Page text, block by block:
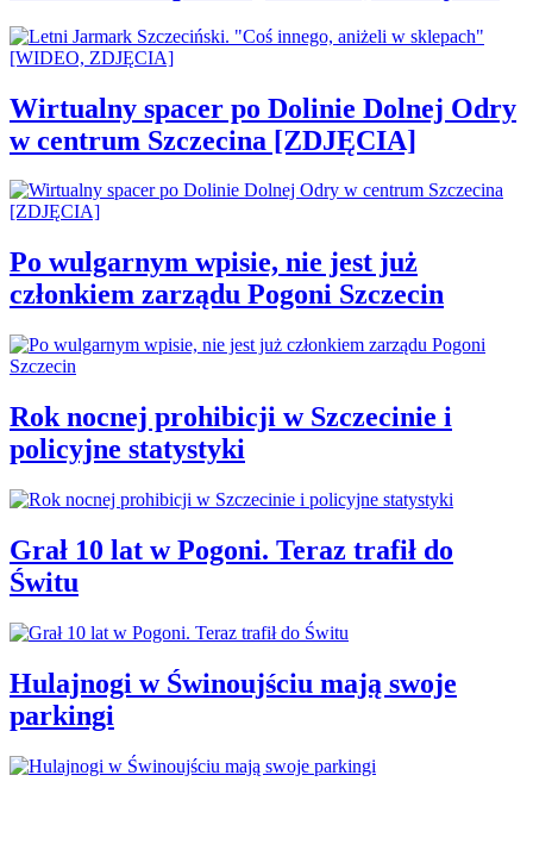
Wirtualny spacer po Dolinie Dolnej Odry
w centrum Szczecina [ZDJĘCIA]
Po wulgarnym wpisie, nie jest już
członkiem zarządu Pogoni Szczecin
Rok nocnej prohibicji w Szczecinie i
policyjne statystyki
Grał 10 lat w Pogoni. Teraz trafił do
Świtu
Hulajnogi w Świnoujściu mają swoje
parkingi